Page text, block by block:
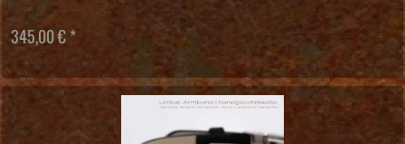
345,00 € *